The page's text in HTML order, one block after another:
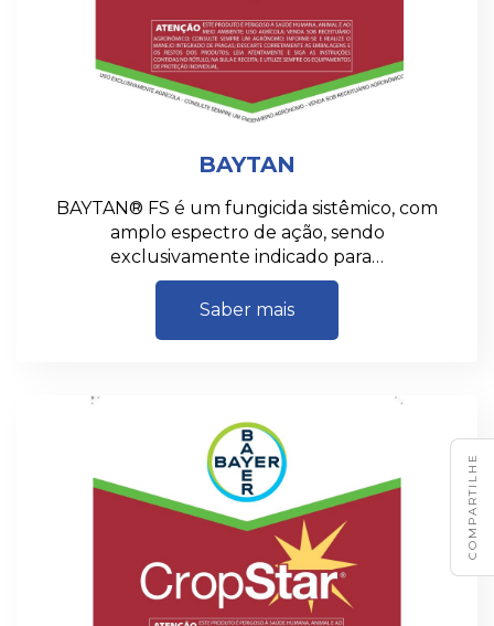
COMPARTILHE
BAYTAN
BAYTAN® FS é um fungicida sistêmico, com
amplo espectro de ação, sendo
exclusivamente indicado para…
Saber mais